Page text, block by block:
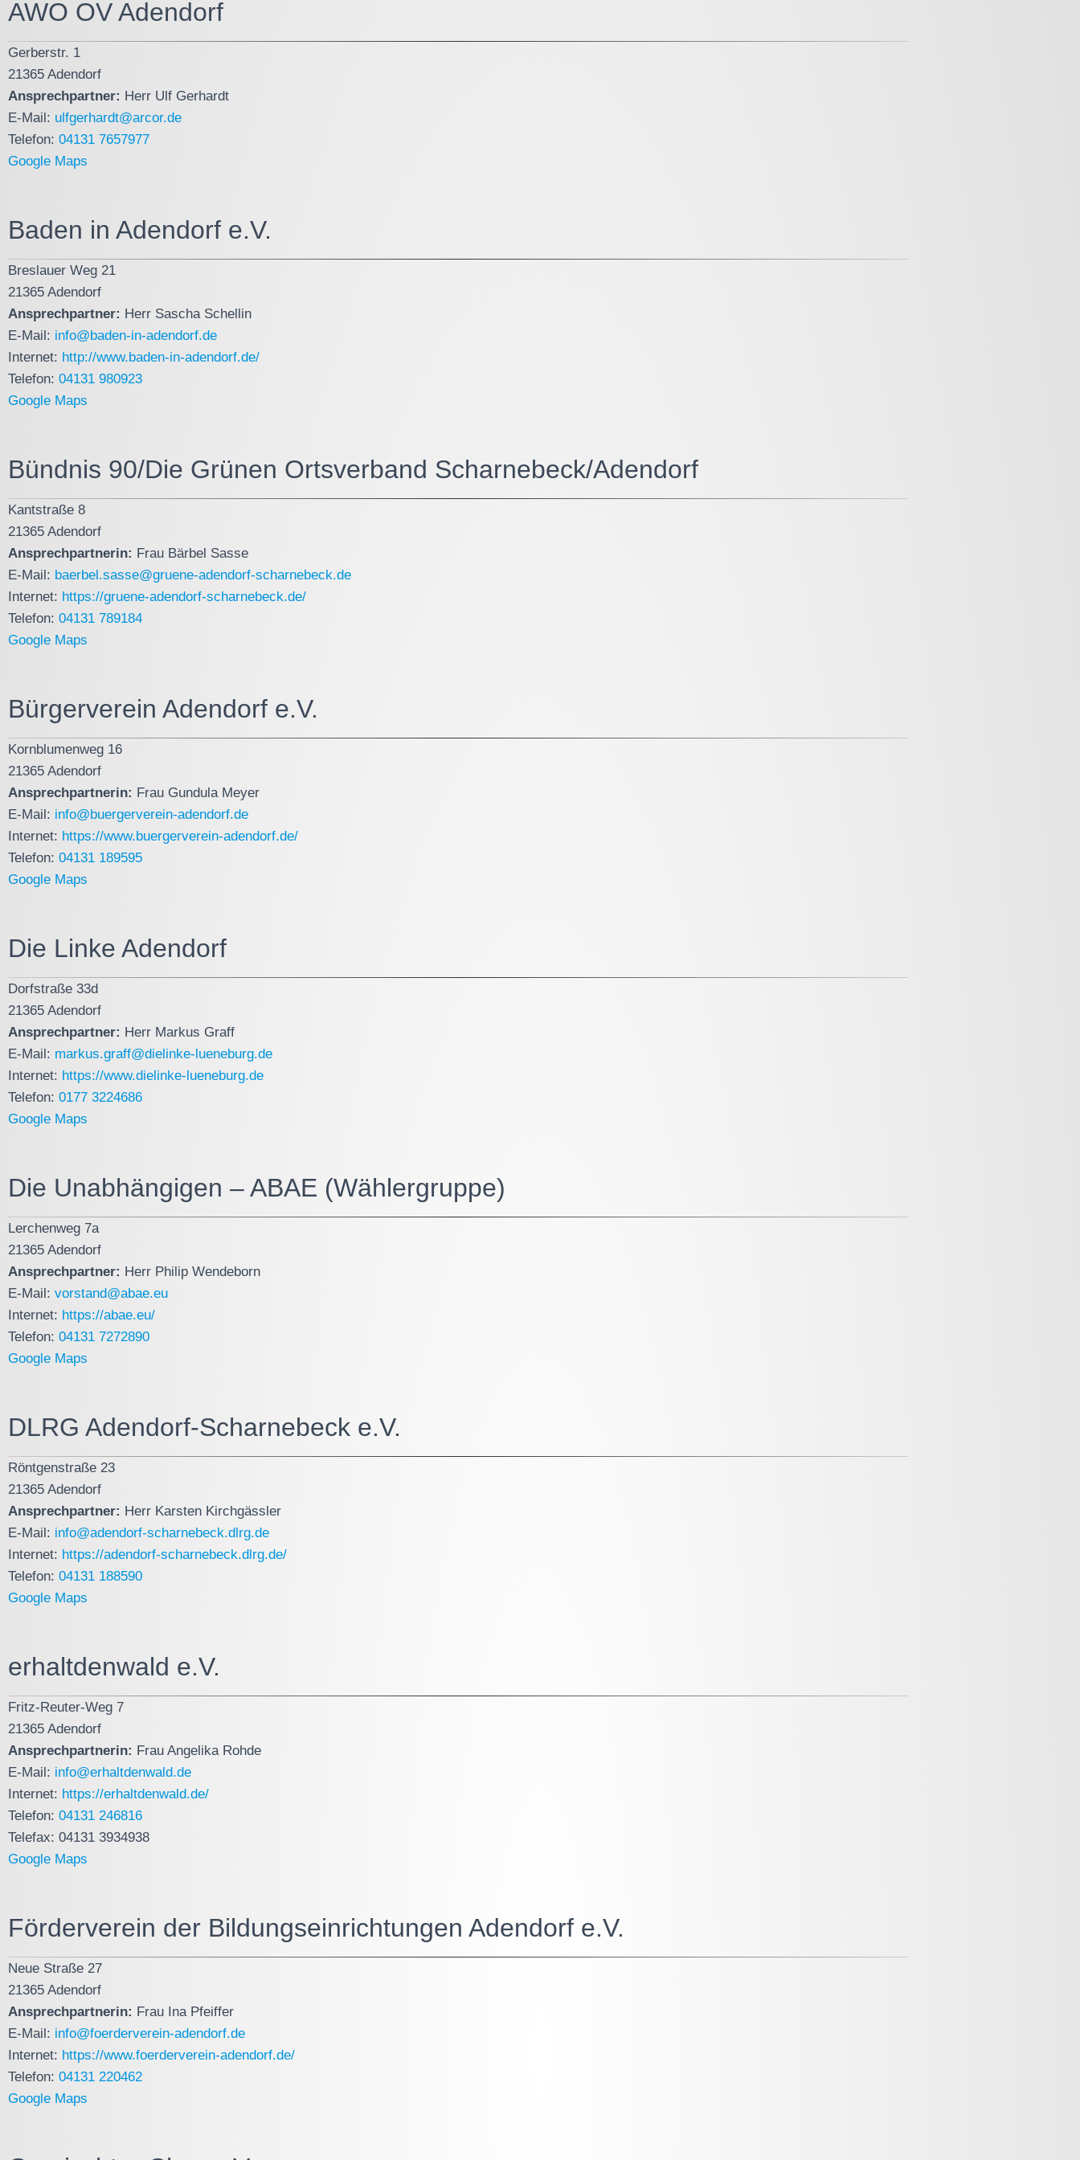
AWO OV Adendorf
Gerberstr. 1
21365 Adendorf
Ansprechpartner: Herr Ulf Gerhardt
E-Mail: ulfgerhardt@arcor.de
Telefon: 04131 7657977
Google Maps
Baden in Adendorf e.V.
Breslauer Weg 21
21365 Adendorf
Ansprechpartner: Herr Sascha Schellin
E-Mail: info@baden-in-adendorf.de
Internet: http://www.baden-in-adendorf.de/
Telefon: 04131 980923
Google Maps
Bündnis 90/Die Grünen Ortsverband Scharnebeck/Adendorf
Kantstraße 8
21365 Adendorf
Ansprechpartnerin: Frau Bärbel Sasse
E-Mail: baerbel.sasse@gruene-adendorf-scharnebeck.de
Internet: https://gruene-adendorf-scharnebeck.de/
Telefon: 04131 789184
Google Maps
Bürgerverein Adendorf e.V.
Kornblumenweg 16
21365 Adendorf
Ansprechpartnerin: Frau Gundula Meyer
E-Mail: info@buergerverein-adendorf.de
Internet: https://www.buergerverein-adendorf.de/
Telefon: 04131 189595
Google Maps
Die Linke Adendorf
Dorfstraße 33d
21365 Adendorf
Ansprechpartner: Herr Markus Graff
E-Mail: markus.graff@dielinke-lueneburg.de
Internet: https://www.dielinke-lueneburg.de
Telefon: 0177 3224686
Google Maps
Die Unabhängigen – ABAE (Wählergruppe)
Lerchenweg 7a
21365 Adendorf
Ansprechpartner: Herr Philip Wendeborn
E-Mail: vorstand@abae.eu
Internet: https://abae.eu/
Telefon: 04131 7272890
Google Maps
DLRG Adendorf-Scharnebeck e.V.
Röntgenstraße 23
21365 Adendorf
Ansprechpartner: Herr Karsten Kirchgässler
E-Mail: info@adendorf-scharnebeck.dlrg.de
Internet: https://adendorf-scharnebeck.dlrg.de/
Telefon: 04131 188590
Google Maps
erhaltdenwald e.V.
Fritz-Reuter-Weg 7
21365 Adendorf
Ansprechpartnerin: Frau Angelika Rohde
E-Mail: info@erhaltdenwald.de
Internet: https://erhaltdenwald.de/
Telefon: 04131 246816
Telefax: 04131 3934938
Google Maps
Förderverein der Bildungseinrichtungen Adendorf e.V.
Neue Straße 27
21365 Adendorf
Ansprechpartnerin: Frau Ina Pfeiffer
E-Mail: info@foerderverein-adendorf.de
Internet: https://www.foerderverein-adendorf.de/
Telefon: 04131 220462
Google Maps